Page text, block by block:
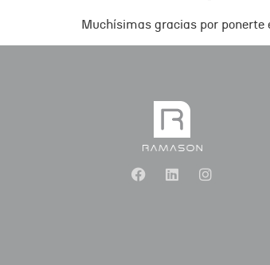
Muchísimas gracias por ponerte